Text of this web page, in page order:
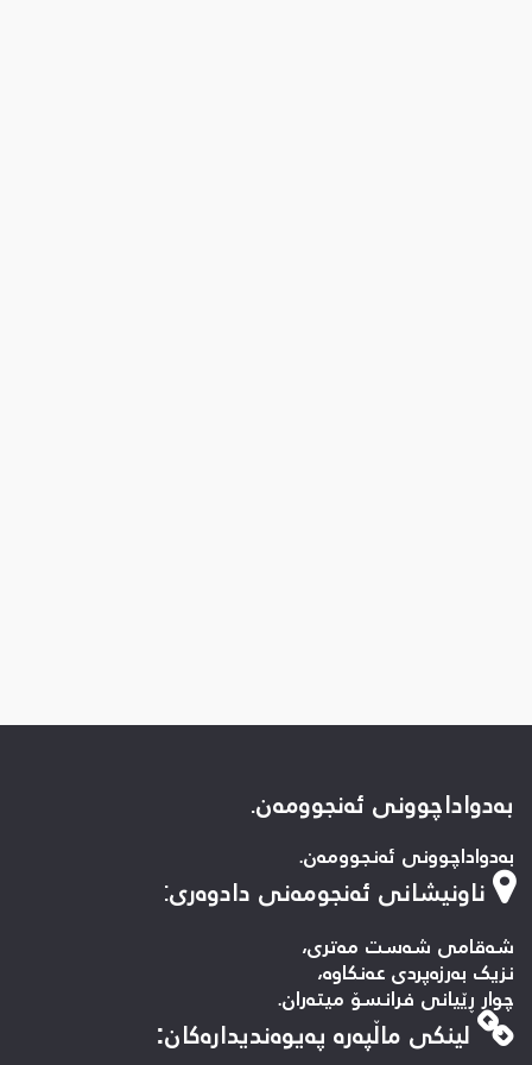
بەدواداچوونی ئەنجوومەن.
بەدواداچوونی ئەنجوومەن.
ناونیشانی ئەنجومەنی دادوەری:
شەقامی شەست مەتری،
نزیک بەرزەپردی عەنکاوە،
چوار ڕێیانی فرانسۆ میتەران.
لینكی ماڵپه‌ره‌ په‌یوه‌ندیداره‌كان: